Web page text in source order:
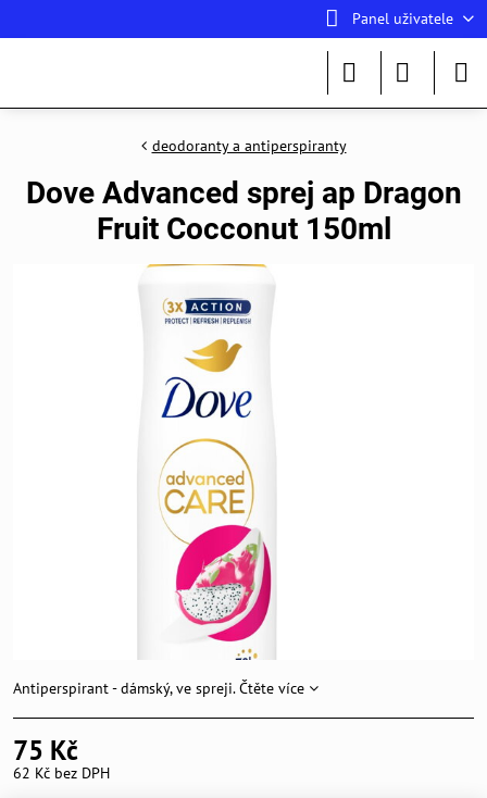
Panel uživatele
deodoranty a antiperspiranty
Dove Advanced sprej ap Dragon
Fruit Cocconut 150ml
Antiperspirant - dámský, ve spreji.Čtěte více
75 Kč
62 Kč bez DPH